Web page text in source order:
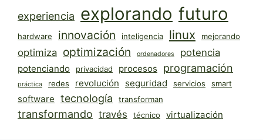
experiencia explorando futuro
hardware innovación inteligencia linux mejorando
optimiza optimización ordenadores potencia
potenciando privacidad procesos programación
práctica redes revolución seguridad servicios smart
software tecnología transforman
transformando través técnico virtualización